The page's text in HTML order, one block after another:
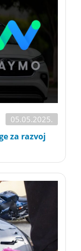
05.05.2025.
za razvoj